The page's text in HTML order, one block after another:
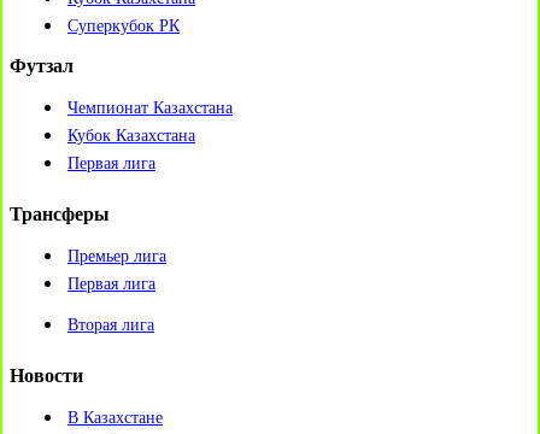
Суперкубок РК
Футзал
Чемпионат Казахстана
Кубок Казахстана
Первая лига
Трансферы
Премьер лига
Первая лига
Вторая лига
Новости
В Казахстане